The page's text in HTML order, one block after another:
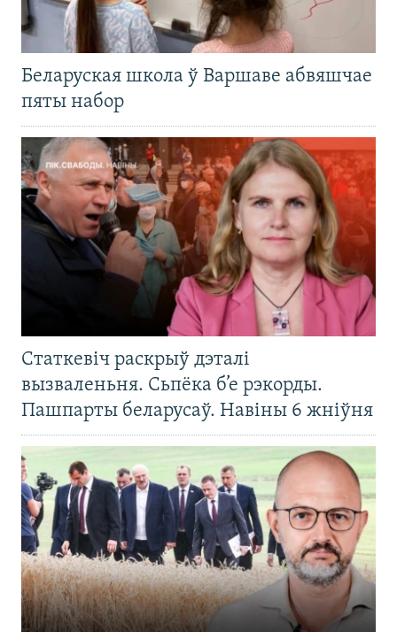
Беларуская школа ў Варшаве абвяшчае
пяты набор
Статкевіч раскрыў дэталі
вызваленьня. Сьпёка б’е рэкорды.
Пашпарты беларусаў. Навіны 6 жніўня